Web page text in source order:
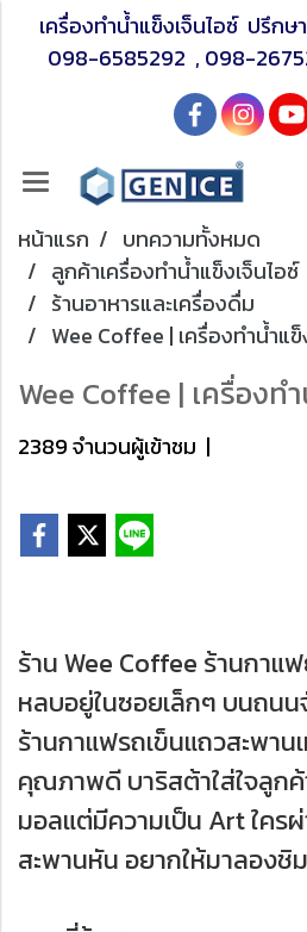
เครื่องทำน้ำแข็งเจ็นไอซ์ ปรึกษ
098-6585292 , 098-
หน้าแรก
บทความทั้งหมด
ลูกค้าเครื่องทำน้ำแข็งเจ็นไอซ์
ร้านอาหารและเครื่องดื่ม
Wee Coffee | เครื่องทำน้ำแข็
Wee Coffee | เครื่องท
2389 จำนวนผู้เข้าชม |
ร้าน Wee Coffee ร้านกาแ
หลบอยู่ในซอยเล็กๆ บนถนน
ร้านกาแฟรถเข็นแถวสะพา
คุณภาพดี บาริสต้าใส่ใจลูก
มอลแต่มีความเป็น Art ใคร
สะพานหัน อยากให้มาลองชิ